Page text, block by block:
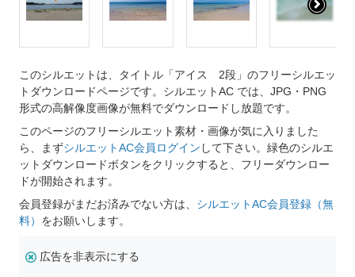
このシルエットは、タイトル「アイス 2段」のフリーシルエッ
トダウンロードページです。シルエットAC では、JPG・PNG
形式の高解像度画像が無料でダウンロードし放題です。
このページのフリーシルエット素材・画像が気に入りました
ら、まずシルエットAC会員ログイン して下さい。緑色のシルエ
ットダウンロードボタンをクリックすると、フリーダウンロー
ドが開始されます。
会員登録がまだお済みでない方は、 シルエットAC会員登録（無
料） をお願いします。
広告を非表示にする